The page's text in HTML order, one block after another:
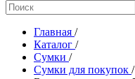
Главная /
Каталог /
Сумки /
Сумки для покупок /